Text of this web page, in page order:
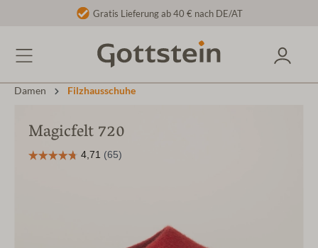
Gratis Lieferung ab 40 € nach DE/AT
Damen Filzhausschuhe
Magicfelt 720